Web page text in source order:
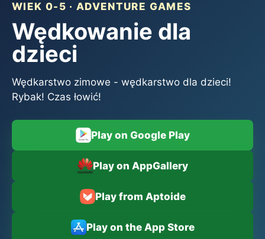
WIEK 0-5 · ADVENTURE GAMES
Wędkowanie dla
dzieci
Wędkarstwo zimowe - wędkarstwo dla dzieci!
Rybak! Czas łowić!
Play on Google Play
Play on AppGallery
Play from Aptoide
Play on the App Store